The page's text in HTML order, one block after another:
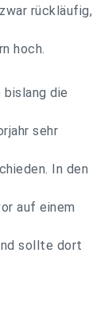
rückläufig,
hoch.
die
sehr
In den
auf einem
sollte dort